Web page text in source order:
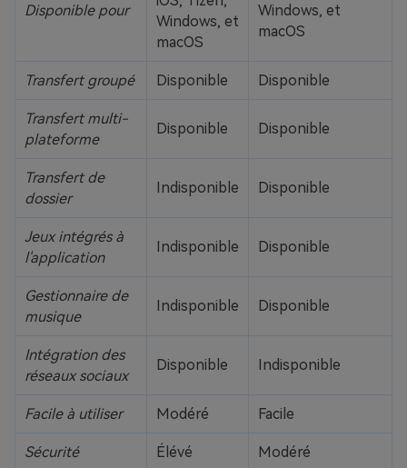
Disponible pour
Windows, et
macOS
Windows, et
macOS
Transfert groupé Disponible Disponible
Transfert multi-
plateforme
Disponible Disponible
Transfert de
dossier
Indisponible Disponible
Jeux intégrés à
l'application
Indisponible Disponible
Gestionnaire de
musique
Indisponible Disponible
Intégration des
réseaux sociaux
Disponible Indisponible
Facile à utiliser Modéré Facile
Sécurité Élévé Modéré